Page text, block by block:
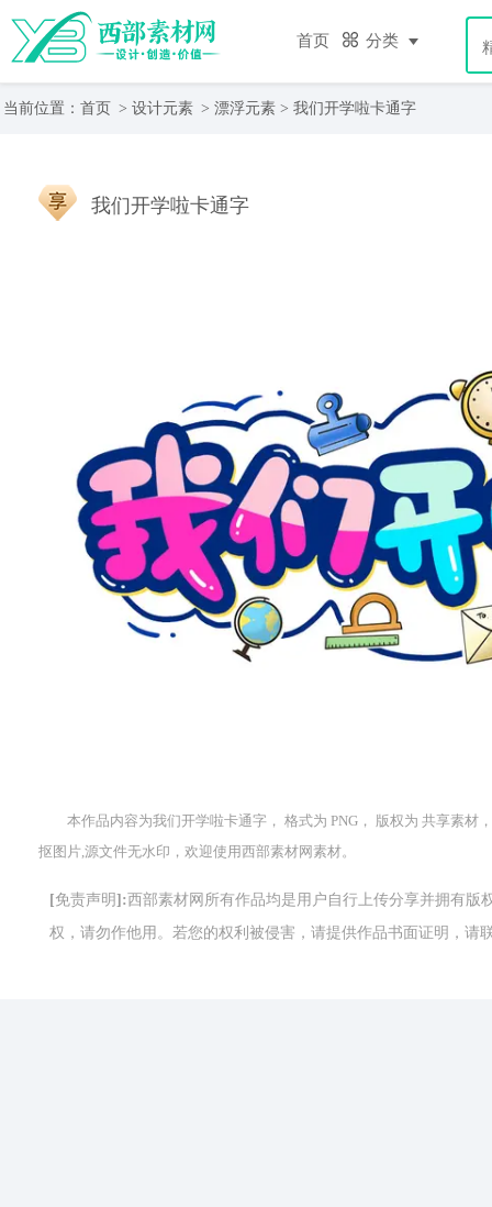
首页 分类
当前位置： 首页 > 设计元素 > 漂浮元素 > 我们开学啦卡通字
我们开学啦卡通字
本作品内容为我们开学啦卡通字， 格式为 PNG， 版权为 共享素材
抠图片,源文件无水印，欢迎使用西部素材网素材。
[免责声明]:西部素材网所有作品均是用户自行上传分享并拥有版
权，请勿作他用。若您的权利被侵害，请提供作品书面证明，请